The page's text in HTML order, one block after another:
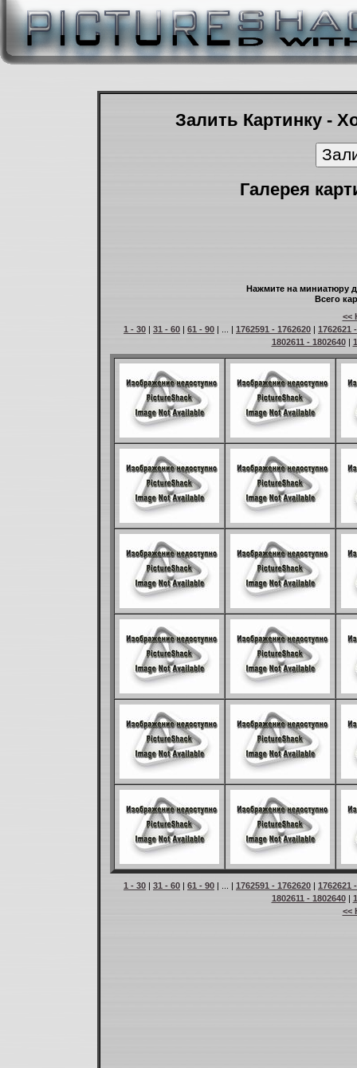
Залить Картинку -
Галерея
Нажмите на миниатюру
Всего
<<
1 - 30 | 31 - 60 | 61 - 90 | ... | 1762591 - 1762620 | 1762621
1802611 - 1802640|
1 - 30 | 31 - 60 | 61 - 90 | ... | 1762591 - 1762620 | 1762621
1802611 - 1802640|
<<